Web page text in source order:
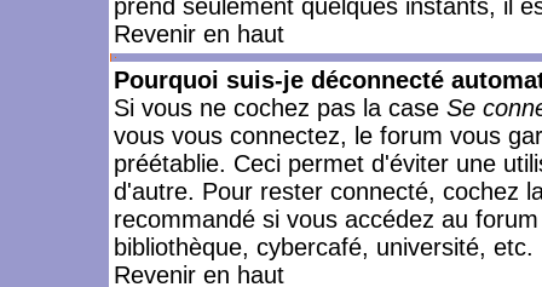
prend seulement quelques instants, il
Revenir en haut
Pourquoi suis-je déconnecté
Si vous ne cochez pas la case Se
vous vous connectez, le forum vous
préétablie. Ceci permet d'éviter une
d'autre. Pour rester connecté, cochez
recommandé si vous accédez au
bibliothèque, cybercafé, université, etc.
Revenir en haut